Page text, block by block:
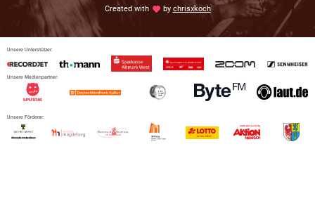
Created withlove by chrisxkoch
Unsere Unterstützer:
Unsere Medienpartner:
Unsere Förderer: